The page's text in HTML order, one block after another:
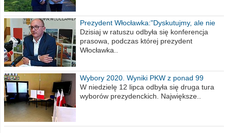
Prezydent Włocławka:"Dyskutujmy, ale nie
obrażajmy się”
Dzisiaj w ratuszu odbyła się konferencja
prasowa, podczas której prezydent
Włocławka..
Wybory 2020. Wyniki PKW z ponad 99
procent obwodów
W niedzielę 12 lipca odbyła się druga tura
wyborów prezydenckich. Największe..